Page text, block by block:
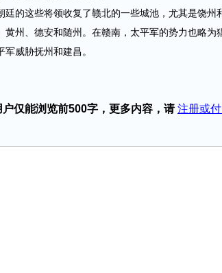
的这些将领收复了赣北的一些城池，尤其是饶州
黄州、德安和随州。在赣南，太平军的势力也略
威胁抚州和建昌。
仅能浏览前500字，更多内容，请 注册或